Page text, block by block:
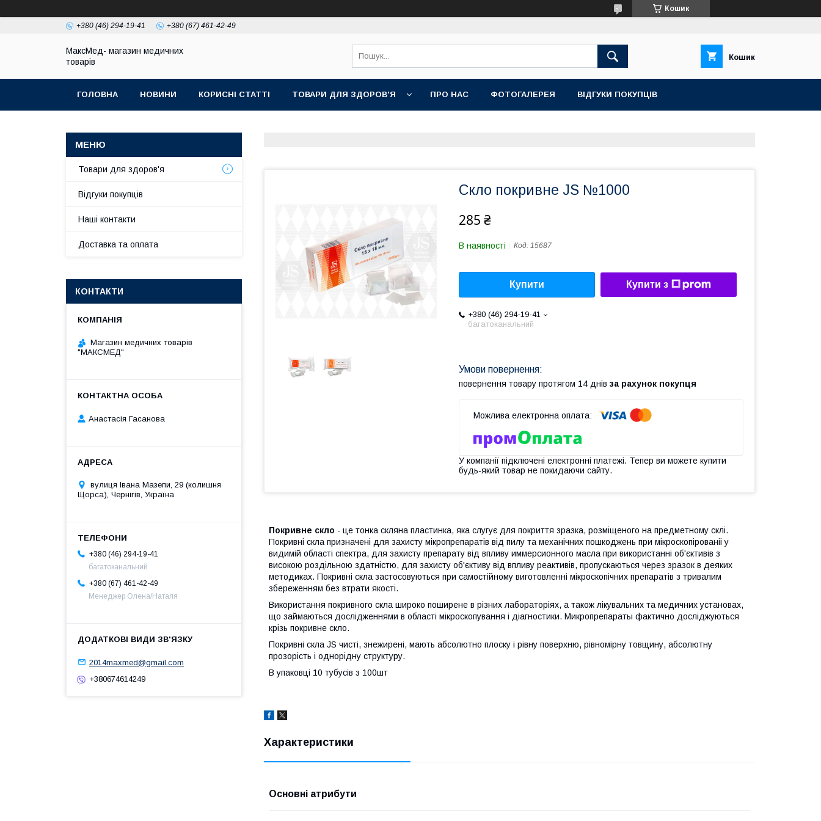
Кошик
+380 (46) 294-19-41 +380 (67) 461-42-49
МаксМед- магазин медичних
товарів
Кошик
ГОЛОВНА НОВИНИ КОРИСНІ СТАТТІ ТОВАРИ ДЛЯ ЗДОРОВ'Я ПРО НАС ФОТОГАЛЕРЕЯ ВІДГУКИ ПОКУПЦІВ
Скло покривне JS №1000
285 ₴
В наявності Код: 15687
Купити Купити з
+380 (46) 294-19-41
багатоканальний
повернення товару протягом 14 днів за рахунок покупця
У компанії підключені електронні платежі. Тепер ви можете купити
будь-який товар не покидаючи сайту.
Покривне скло - це тонка скляна пластинка, яка слугує для покриття зразка, розміщеного на предметному склі.
Покривні скла призначені для захисту мікропрепаратів від пилу та механічних пошкоджень при мікроскопірованіі у
видимій області спектра, для захисту препарату від впливу иммерсионного масла при використанні об'єктивів з
високою роздільною здатністю, для захисту об'єктиву від впливу реактивів, пропускаються через зразок в деяких
методиках. Покривні скла застосовуються при самостійному виготовленні мікроскопічних препаратів з тривалим
збереженням без втрати якості.
Використання покривного скла широко поширене в різних лабораторіях, а також лікувальних та медичних установах,
що займаються дослідженнями в області мікроскопування і діагностики. Микропрепараты фактично досліджуються
крізь покривне скло.
Покривні скла JS чисті, знежирені, мають абсолютно плоску і рівну поверхню, рівномірну товщину, абсолютну
прозорість і однорідну структуру.
В упаковці 10 тубусів з 100шт
Характеристики
Основні атрибути
Товари для здоров'я
Відгуки покупців
Наші контакти
Доставка та оплата
КОНТАКТИ
Магазин медичних товарів
"МАКСМЕД"
Анастасія Гасанова
вулиця Івана Мазепи, 29 (колишня
Щорса), Чернігів, Україна
+380 (46) 294-19-41
багатоканальний
+380 (67) 461-42-49
Менеджер Олена/Наталя
2014maxmed@gmail.com
+380674614249